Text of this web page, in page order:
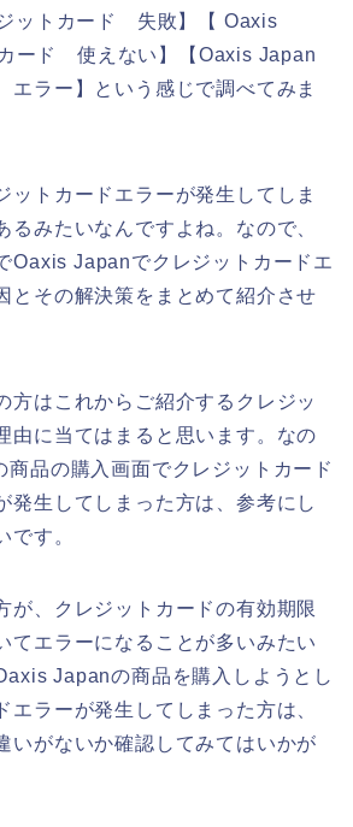
ットカード 失敗】【 Oaxis
ード 使えない】【Oaxis Japan
ラー】という感じで調べてみま
ットカードエラーが発生してしま
るみたいなんですよね。なので、
Oaxis Japanでクレジットカードエ
とその解決策をまとめて紹介させ
方はこれからご紹介するクレジッ
由に当てはまると思います。なの
品の購入画面でクレジットカード
発生してしまった方は、参考にし
です。
が、クレジットカードの有効期限
てエラーになることが多いみたい
Japanの商品を購入しようとし
エラーが発生してしまった方は、
いがないか確認してみてはいかが